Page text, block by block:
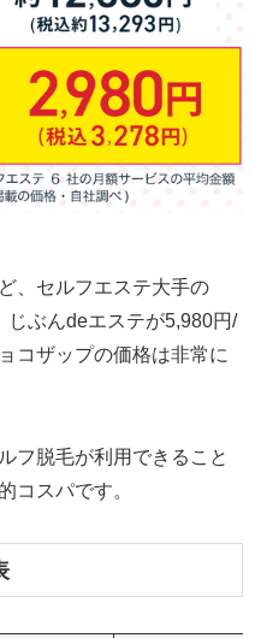
、セルフエステ大手の
じぶんdeエステが5,980円/
コザップの価格は非常に
フ脱毛が利用できること
コスパです。